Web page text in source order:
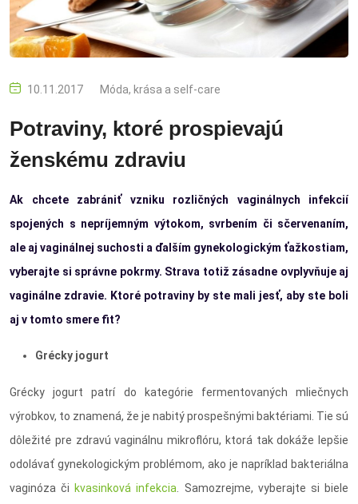
10.11.2017 Móda, krása a self-care
Potraviny, ktoré prospievajú
ženskému zdraviu
Ak chcete zabrániť vzniku rozličných vaginálnych infekcií
spojených s nepríjemným výtokom, svrbením či sčervenaním,
ale aj vaginálnej suchosti a ďalším gynekologickým ťažkostiam,
vyberajte si správne pokrmy. Strava totiž zásadne ovplyvňuje aj
vaginálne zdravie. Ktoré potraviny by ste mali jesť, aby ste boli
aj v tomto smere fit?
Grécky jogurt
Grécky jogurt patrí do kategórie fermentovaných mliečnych
výrobkov, to znamená, že je nabitý prospešnými baktériami. Tie sú
dôležité pre zdravú vaginálnu mikroflóru, ktorá tak dokáže lepšie
odolávať gynekologickým problémom, ako je napríklad bakteriálna
vaginóza či kvasinková infekcia . Samozrejme, vyberajte si biele